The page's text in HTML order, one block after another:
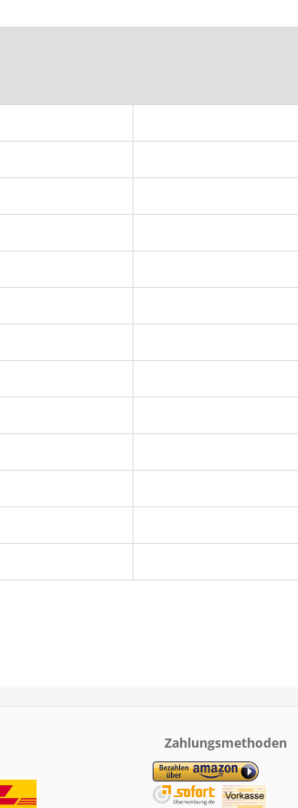
Zahlungsmethoden